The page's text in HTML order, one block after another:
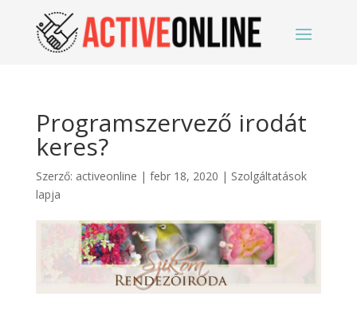
Programszervező irodát
keres?
Szerző: activeonline | febr 18, 2020 | Szolgáltatások
lapja